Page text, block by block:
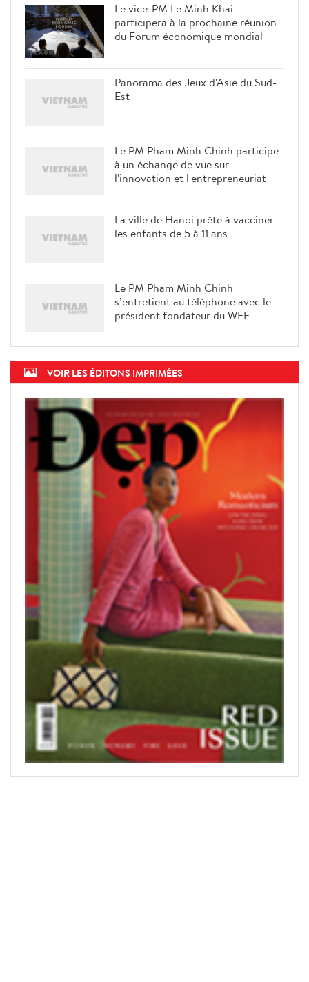
Le vice-PM Le Minh Khai
participera à la prochaine réunion
du Forum économique mondial
Panorama des Jeux d'Asie du Sud-
Est
Le PM Pham Minh Chinh participe
à un échange de vue sur
l'innovation et l'entrepreneuriat
La ville de Hanoi prête à vacciner
les enfants de 5 à 11 ans
Le PM Pham Minh Chinh
s’entretient au téléphone avec le
président fondateur du WEF
VOIR LES ÉDITONS IMPRIMÉES